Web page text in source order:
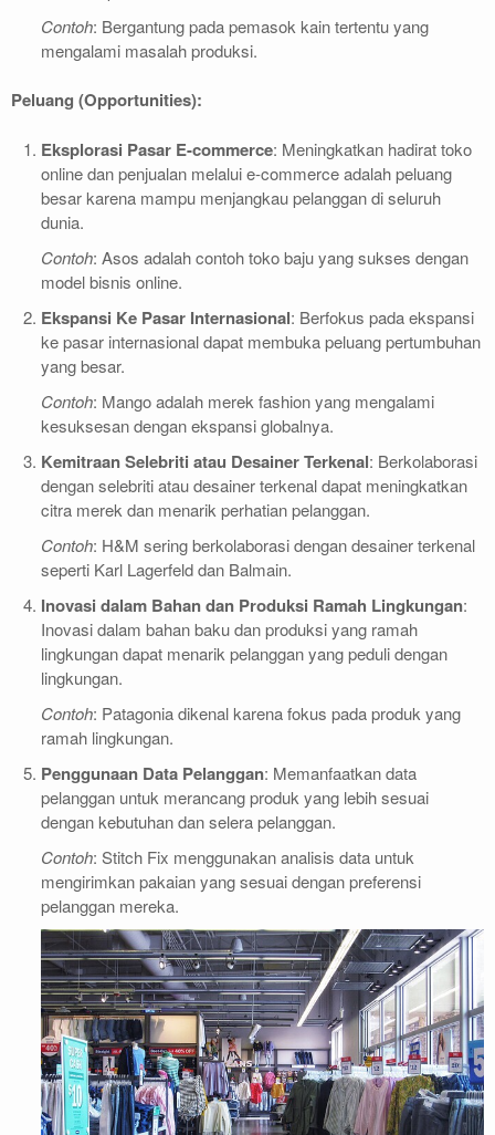
Contoh: Bergantung pada pemasok kain tertentu yang
mengalami masalah produksi.
Peluang (Opportunities):
Eksplorasi Pasar E-commerce: Meningkatkan hadirat toko
online dan penjualan melalui e-commerce adalah peluang
besar karena mampu menjangkau pelanggan di seluruh
dunia.
Contoh: Asos adalah contoh toko baju yang sukses dengan
model bisnis online.
Ekspansi Ke Pasar Internasional: Berfokus pada ekspansi
ke pasar internasional dapat membuka peluang pertumbuhan
yang besar.
Contoh: Mango adalah merek fashion yang mengalami
kesuksesan dengan ekspansi globalnya.
Kemitraan Selebriti atau Desainer Terkenal: Berkolaborasi
dengan selebriti atau desainer terkenal dapat meningkatkan
citra merek dan menarik perhatian pelanggan.
Contoh: H&M sering berkolaborasi dengan desainer terkenal
seperti Karl Lagerfeld dan Balmain.
Inovasi dalam Bahan dan Produksi Ramah Lingkungan:
Inovasi dalam bahan baku dan produksi yang ramah
lingkungan dapat menarik pelanggan yang peduli dengan
lingkungan.
Contoh: Patagonia dikenal karena fokus pada produk yang
ramah lingkungan.
Penggunaan Data Pelanggan: Memanfaatkan data
pelanggan untuk merancang produk yang lebih sesuai
dengan kebutuhan dan selera pelanggan.
Contoh: Stitch Fix menggunakan analisis data untuk
mengirimkan pakaian yang sesuai dengan preferensi
pelanggan mereka.